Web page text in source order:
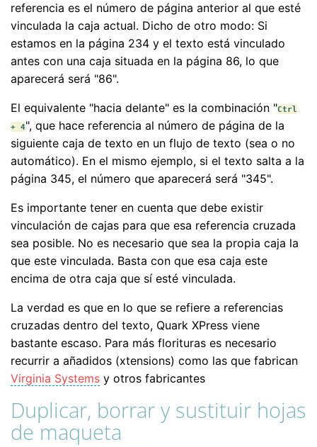
referencia es el número de página anterior al que esté
vinculada la caja actual. Dicho de otro modo: Si
estamos en la página 234 y el texto está vinculado
antes con una caja situada en la página 86, lo que
aparecerá será "86".
El equivalente "hacia delante" es la combinación "Ctrl
+ 4", que hace referencia al número de página de la
siguiente caja de texto en un flujo de texto (sea o no
automático). En el mismo ejemplo, si el texto salta a la
página 345, el número que aparecerá será "345".
Es importante tener en cuenta que debe existir
vinculación de cajas para que esa referencia cruzada
sea posible. No es necesario que sea la propia caja la
que este vinculada. Basta con que esa caja este
encima de otra caja que sí esté vinculada.
La verdad es que en lo que se refiere a referencias
cruzadas dentro del texto, Quark XPress viene
bastante escaso. Para más florituras es necesario
recurrir a añadidos (xtensions) como las que fabrican
Virginia Systems y otros fabricantes
Duplicar, borrar y sustituir hojas
de maqueta